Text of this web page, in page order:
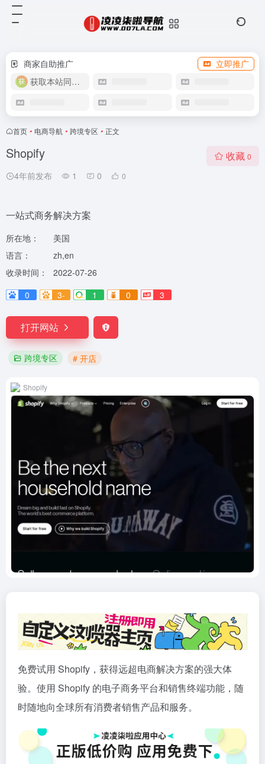
商家自助推广
立即推广
获取本站同款主题
首页 • 电商导航 • 跨境专区 • 正文
Shopify
4年前发布 1 0 0
收藏 0
一站式商务解决方案
所在地：
美国
语言：
zh,en
收录时间：
2022-07-26
0
3- 1 0 3
打开网站
跨境专区 # 开店
Shopify
免费试用 Shopify，获得远超电商解决方案的强大体
验。使用 Shopify 的电子商务平台和销售终端功能，随
时随地向全球所有消费者销售产品和服务。